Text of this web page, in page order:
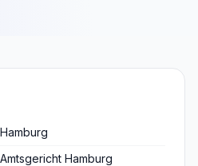
Hamburg
Amtsgericht Hamburg